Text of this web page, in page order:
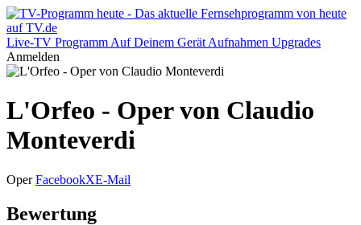
Live-TV Programm Auf Deinem Gerät Aufnahmen Upgrades
Anmelden
L'Orfeo - Oper von Claudio
Monteverdi
Oper FacebookXE-Mail
Bewertung